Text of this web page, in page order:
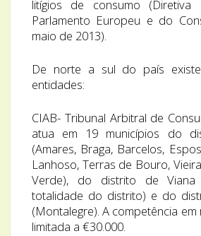
litígios de consumo (Diretiva
Parlamento Europeu e do
maio de 2013).
De norte a sul do país
entidades:
CIAB- Tribunal Arbitral de
atua em 19 municípios do
(Amares, Braga, Barcelos,
Lanhoso, Terras de Bouro,
Verde), do distrito de
totalidade do distrito) e do
(Montalegre). A competência
limitada a €30.000.